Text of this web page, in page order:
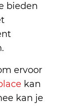
bieden
ervoor
kan
kan je